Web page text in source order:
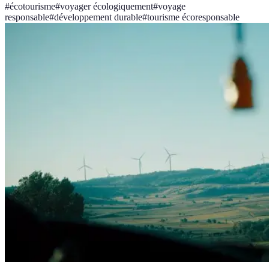
#écotourisme#voyager écologiquement#voyage
responsable#développement durable#tourisme écoresponsable